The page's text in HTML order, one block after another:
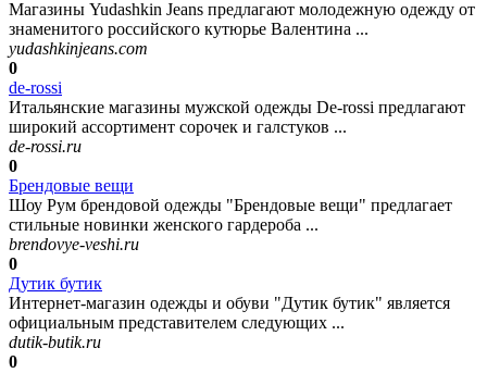
Магазины Yudashkin Jeans предлагают молодежную одежду от
знаменитого российского кутюрье Валентина ...
yudashkinjeans.com
0
de-rossi
Итальянские магазины мужской одежды De-rossi предлагают
широкий ассортимент сорочек и галстуков ...
de-rossi.ru
0
Брендовые вещи
Шоу Рум брендовой одежды "Брендовые вещи" предлагает
стильные новинки женского гардероба ...
brendovye-veshi.ru
0
Дутик бутик
Интернет-магазин одежды и обуви "Дутик бутик" является
официальным представителем следующих ...
dutik-butik.ru
0